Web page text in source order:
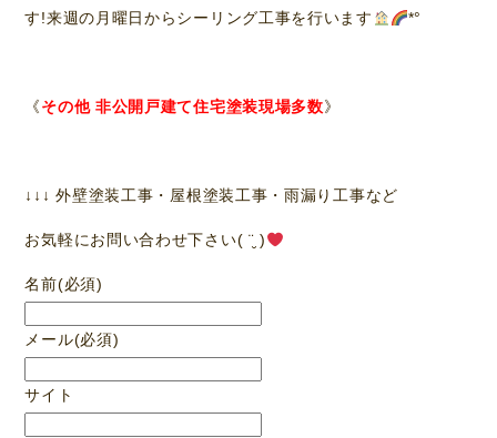
す!来週の月曜日からシーリング工事を行います *°
《その他 非公開戸建て住宅塗装現場多数》
↓↓↓ 外壁塗装工事・屋根塗装工事・雨漏り工事など
お気軽にお問い合わせ下さい( ¨̮ )
名前(必須)
メール(必須)
サイト